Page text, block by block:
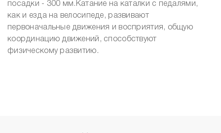
посадки - 300 мм.Катание на каталки с педалями,
как и езда на велосипеде, развивают
первоначальные движения и восприятия, общую
координацию движений, способствуют
физическому развитию.